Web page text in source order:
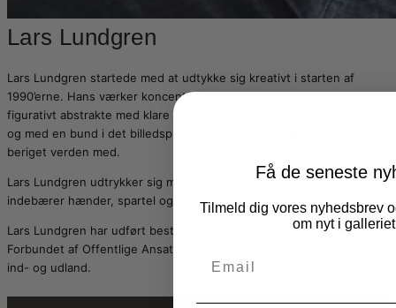
Lars Lundgren
Lars Lundgren startede med at udtykke sig kreativt i starten af
1990’erne. Hans værker koncentrerer sig om det koloristiske og det
figurativt abstrakte med klare linier tilbage med sit arbejde med børn
og med en bund i det billedsprog, som COBRA-bevægelsen har
beriget verden med.
Lars Lundgren udtrykker sig med dramatiske strøg, der både
indebærer hænder, spartel og pensel.
Lars Lundgren har udført bestillingsarbejde for bl.a. Novo Nordisk og
Forbundet af Offentlige Ansatte, ligesom han har udstillet i både
ind- og udland.
Få de seneste
Tilmeld dig vores nyhedsbrev
om nyt i